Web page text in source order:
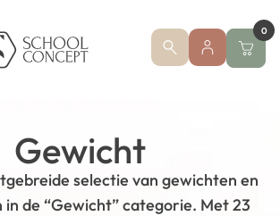
0
Gewicht
selectie van gewichten en
in de “Gewicht” categorie. Met 23